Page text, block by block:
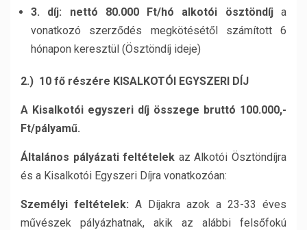
3. díj: nettó 80.000 Ft/hó alkotói ösztöndíj a
vonatkozó szerződés megkötésétől számított 6
hónapon keresztül (Ösztöndíj ideje)
2.) 10 fő részére KISALKOTÓI EGYSZERI DÍJ
A Kisalkotói egyszeri díj összege bruttó 100.000,-
Ft/pályamű.
Általános pályázati feltételek az Alkotói Ösztöndíjra
és a Kisalkotói Egyszeri Díjra vonatkozóan:
Személyi feltételek: A Díjakra azok a 23-33 éves
művészek pályázhatnak, akik az alábbi felsőfokú